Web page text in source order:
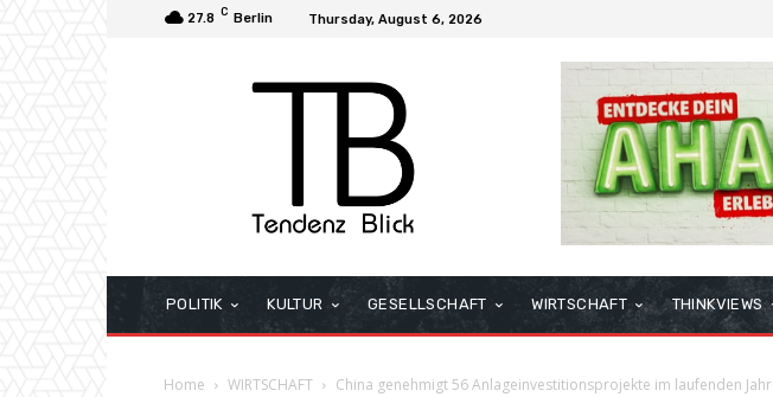
27.8 C Berlin Thursday, August 6, 2026
POLITIK KULTUR GESELLSCHAFT WIRTSCHAFT THINKVIEWS
Home WIRTSCHAFT China genehmigt 56 Anlageinvestitionsprojekte im laufenden Jahr